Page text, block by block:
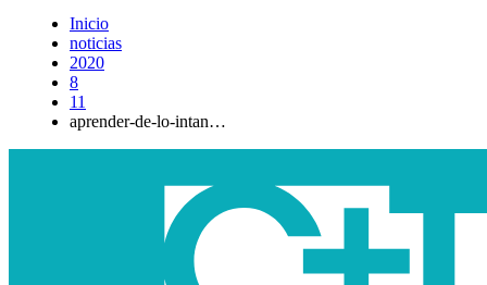
Inicio
noticias
2020
8
11
aprender-de-lo-intan…